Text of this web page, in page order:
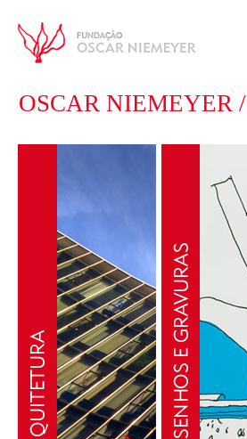
OSCAR NIEMEYER /